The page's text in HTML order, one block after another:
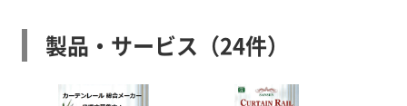
製品・サービス（24件）